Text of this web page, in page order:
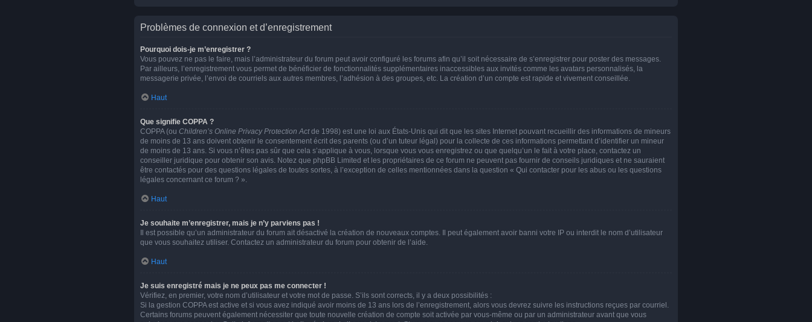
Problèmes de connexion et d’enregistrement
Pourquoi dois-je m’enregistrer ?
Vous pouvez ne pas le faire, mais l’administrateur du forum peut avoir configuré les forums afin qu’il soit nécessaire de s’enregistrer pour poster des messages.
Par ailleurs, l’enregistrement vous permet de bénéficier de fonctionnalités supplémentaires inaccessibles aux invités comme les avatars personnalisés, la
messagerie privée, l’envoi de courriels aux autres membres, l’adhésion à des groupes, etc. La création d’un compte est rapide et vivement conseillée.
Haut
Que signifie COPPA ?
COPPA (ou Children’s Online Privacy Protection Actde 1998) est une loi aux États-Unis qui dit que les sites Internet pouvant recueillir des informations de mineurs
de moins de 13 ans doivent obtenir le consentement écrit des parents (ou d’un tuteur légal) pour la collecte de ces informations permettant d’identifier un mineur
de moins de 13 ans. Si vous n’êtes pas sûr que cela s’applique à vous, lorsque vous vous enregistrez ou que quelqu’un le fait à votre place, contactez un
conseiller juridique pour obtenir son avis. Notez que phpBB Limited et les propriétaires de ce forum ne peuvent pas fournir de conseils juridiques et ne sauraient
être contactés pour des questions légales de toutes sortes, à l’exception de celles mentionnées dans la question « Qui contacter pour les abus ou les questions
légales concernant ce forum ? ».
Haut
Je souhaite m’enregistrer, mais je n’y parviens pas !
Il est possible qu’un administrateur du forum ait désactivé la création de nouveaux comptes. Il peut également avoir banni votre IP ou interdit le nom d’utilisateur
que vous souhaitez utiliser. Contactez un administrateur du forum pour obtenir de l’aide.
Haut
Je suis enregistré mais je ne peux pas me connecter !
Vérifiez, en premier, votre nom d’utilisateur et votre mot de passe. S’ils sont corrects, il y a deux possibilités :
Si la gestion COPPA est active et si vous avez indiqué avoir moins de 13 ans lors de l’enregistrement, alors vous devrez suivre les instructions reçues par courriel.
Certains forums peuvent également nécessiter que toute nouvelle création de compte soit activée par vous-même ou par un administrateur avant que vous